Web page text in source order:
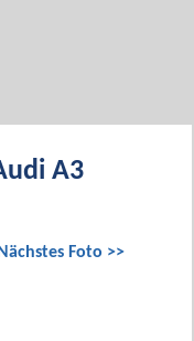
A3
Nächstes Foto >>